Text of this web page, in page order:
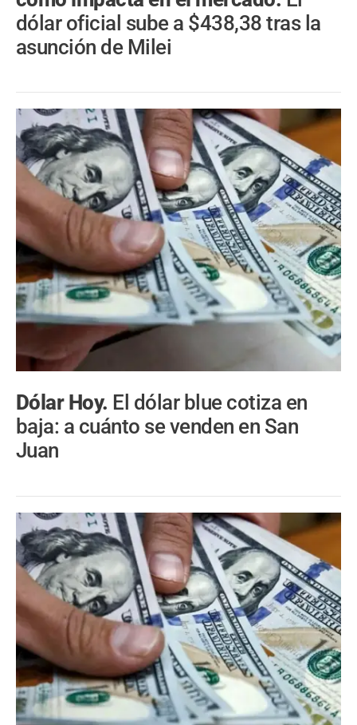
dólar oficial sube a $438,38 tras la
asunción de Milei
Dólar Hoy. El dólar blue cotiza en
baja: a cuánto se venden en San
Juan